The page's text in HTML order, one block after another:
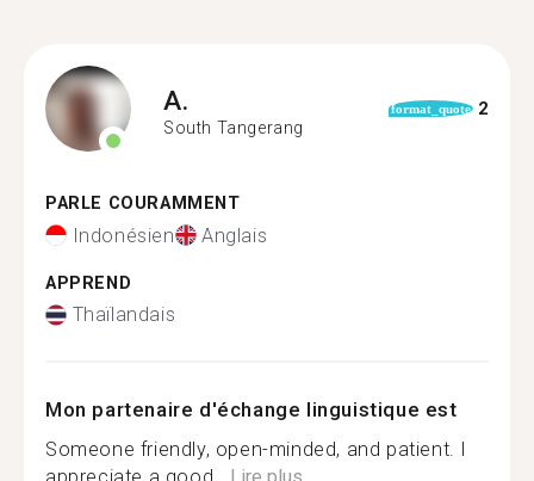
A.
South Tangerang
format_quote 2
PARLE COURAMMENT
Indonésien Anglais
APPREND
Thaïlandais
Mon partenaire d'échange linguistique est
Someone friendly, open-minded, and patient. I